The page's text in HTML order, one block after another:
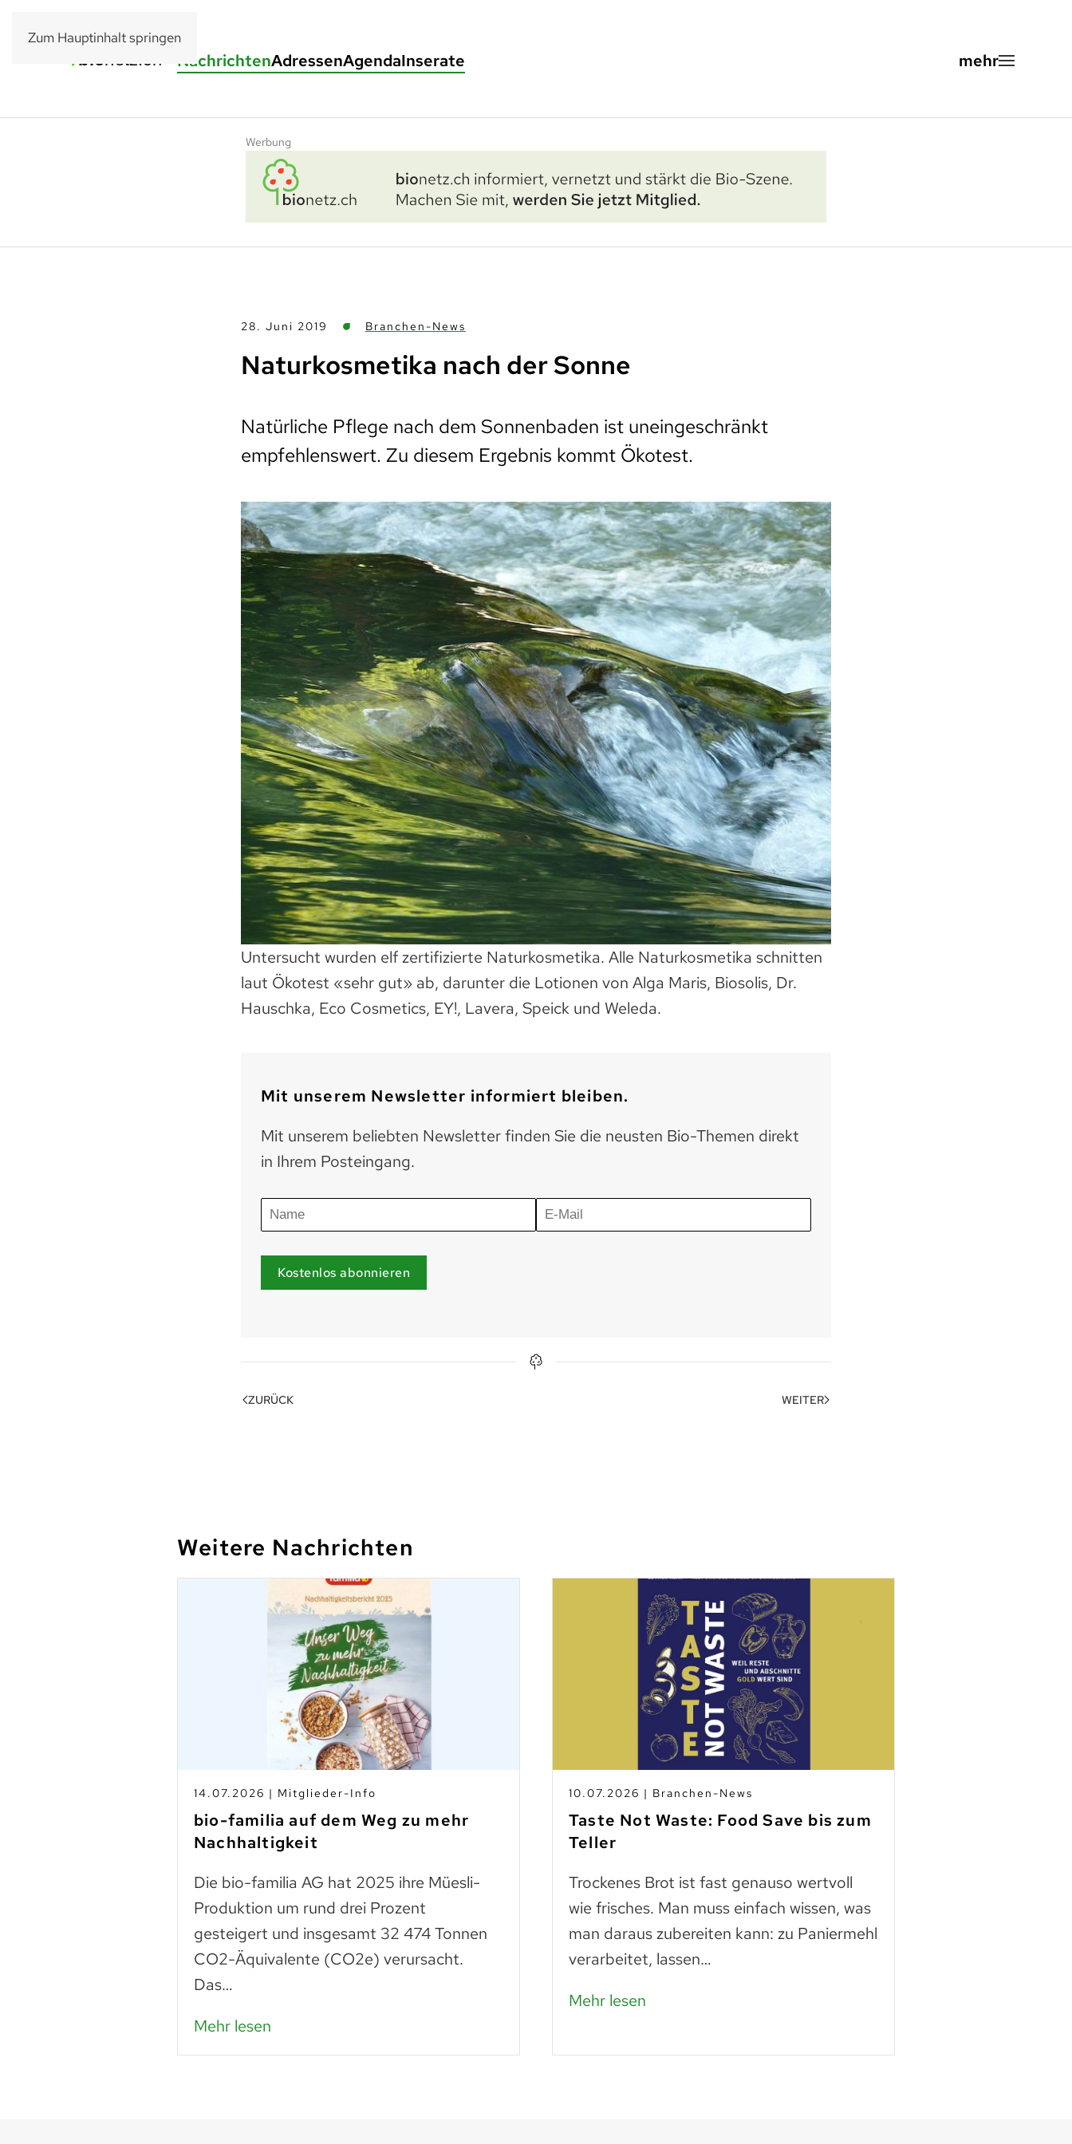
Zum Hauptinhalt springen
NachrichtenAdressenAgendaInserate
Werbung
28. Juni 2019 Branchen-News
Naturkosmetika nach der Sonne
Natürliche Pflege nach dem Sonnenbaden ist uneingeschränkt
empfehlenswert. Zu diesem Ergebnis kommt Ökotest.
Untersucht wurden elf zertifizierte Naturkosmetika. Alle Naturkosmetika schnitten
laut Ökotest «sehr gut» ab, darunter die Lotionen von Alga Maris, Biosolis, Dr.
Hauschka, Eco Cosmetics, EY!, Lavera, Speick und Weleda.
Mit unserem Newsletter informiert bleiben.
Mit unserem beliebten Newsletter finden Sie die neusten Bio-Themen direkt
in Ihrem Posteingang.
Kostenlos abonnieren
ZURÜCK WEITER
Weitere Nachrichten
14.07.2026 | Mitglieder-Info
bio-familia auf dem Weg zu mehr
Nachhaltigkeit
Die bio-familia AG hat 2025 ihre Müesli-
Produktion um rund drei Prozent
gesteigert und insgesamt 32 474 Tonnen
CO2-Äquivalente (CO2e) verursacht.
Das…
Mehr lesen
10.07.2026 | Branchen-News
Taste Not Waste: Food Save bis zum
Teller
Trockenes Brot ist fast genauso wertvoll
wie frisches. Man muss einfach wissen, was
man daraus zubereiten kann: zu Paniermehl
verarbeitet, lassen…
Mehr lesen